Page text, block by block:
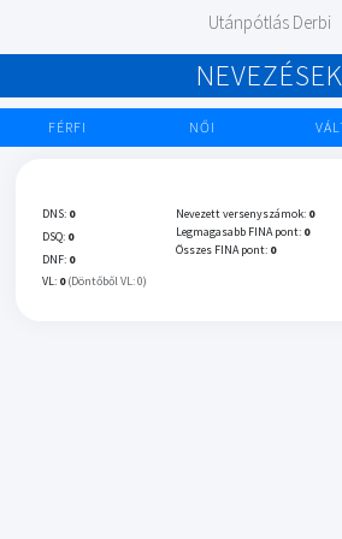
Utánpótlás Derbi
NEVEZÉSEK
FÉRFI NŐI
DNS: 0
DSQ: 0
DNF: 0
VL: 0 (Döntőből VL: 0)
Nevezett versenyszámok: 0
Legmagasabb FINA pont: 0
Összes FINA pont: 0